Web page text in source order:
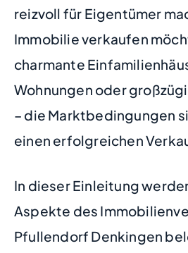
reizvoll für Eigentümer
Immobilie verkaufen
charmante
Wohnungen oder
– die Marktbedingungen
einen erfolgreichen
In dieser Einleitung
Aspekte des
Pfullendorf Denkingen